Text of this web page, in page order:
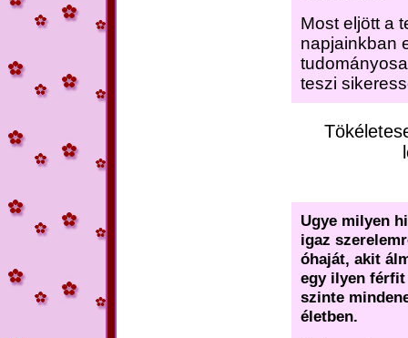
Most eljött a
napjainkban
teszi
Ugye milyen
igaz
óhaját, akit
egy ilyen férfit
szinte
életben.